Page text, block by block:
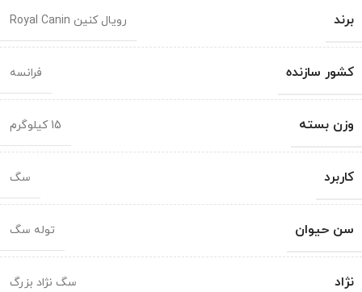
برند رویال کنین Royal Canin
کشور سازنده فرانسه
وزن بسته 15 کیلوگرم
کاربرد سگ
سن حیوان توله سگ
نژاد سگ نژاد بزرگ